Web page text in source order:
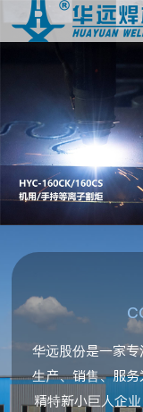
华远股份是一家专
生产、销售、服
精特新小巨人企